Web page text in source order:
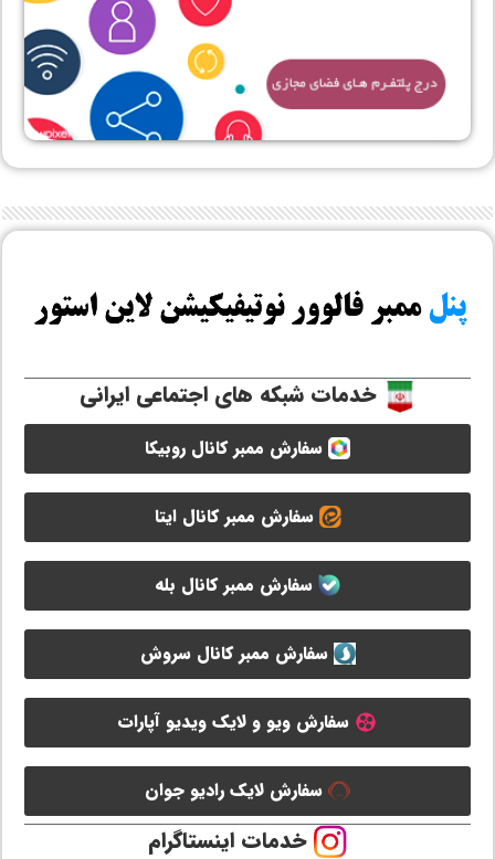
خدمات شبکه های اجتماعی ایرانی
سفارش ممبر کانال روبیکا
سفارش ممبر کانال ایتا
سفارش ممبر کانال بله
سفارش ممبر کانال سروش
سفارش ویو و لایک ویدیو آپارات
سفارش لایک رادیو جوان
خدمات اینستاگرام